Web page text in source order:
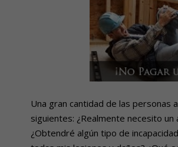
Una gran cantidad de las
siguientes: ¿Realmente necesito un
¿Obtendré algún tipo de